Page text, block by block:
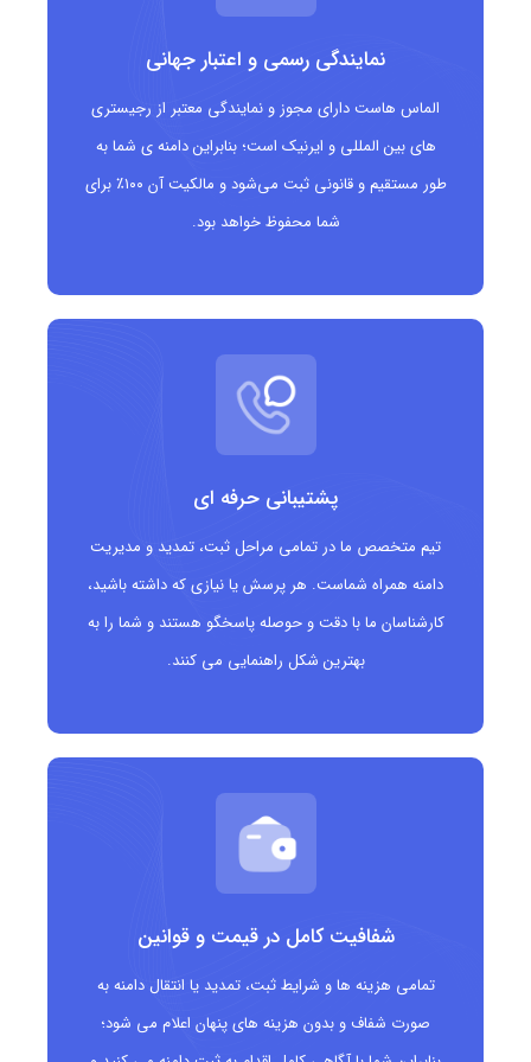
کشور مرتبط و مرجع ثبت
نوع دامنه: gTLD عمومی
کشور مرتبط: ندارد (دامنه‌ای بین‌المللی)
ناظر: سازمان ICANN
انتقال واضح و مستقیم حوزه فعالیت مرتبط با ورزش اسکی و
ایجاد هویت تخصصی و متمایز برای کسب‌وکارها و افراد فعال در
حوزه ورزش‌های برفی
مناسب برای فروشگاه‌های تجهیزات اسکی، باشگاه‌ها و برگزارکنندگان
قابلیت ثبت دامنه‌های کوتاه، مرتبط و به‌یادماندنی
افزایش اعتبار برند و جذب مخاطبان هدف در صنعت ورزش‌های
کمک به بهبود رتبه‌بندی در موتورهای جستجو برای کلیدواژه‌های
انعطاف‌پذیری بالا برای انواع خدمات، محصولات و رویدادهای مرتبط
نمایندگی رسمی و اعتبار جهانی
الماس هاست دارای مجوز و نمایندگی معتبر از رجیستری
های بین المللی و ایرنیک است؛ بنابراین دامنه ی شما به
طور مستقیم و قانونی ثبت می‌شود و مالکیت آن ۱۰۰٪ برای
شما محفوظ خواهد بود.
پشتیبانی حرفه ای
تیم متخصص ما در تمامی مراحل ثبت، تمدید و مدیریت
دامنه همراه شماست. هر پرسش یا نیازی که داشته باشید،
کارشناسان ما با دقت و حوصله پاسخگو هستند و شما را به
بهترین شکل راهنمایی می کنند.
شفافیت کامل در قیمت و قوانین
تمامی هزینه ها و شرایط ثبت، تمدید یا انتقال دامنه به
صورت شفاف و بدون هزینه های پنهان اعلام می شود؛